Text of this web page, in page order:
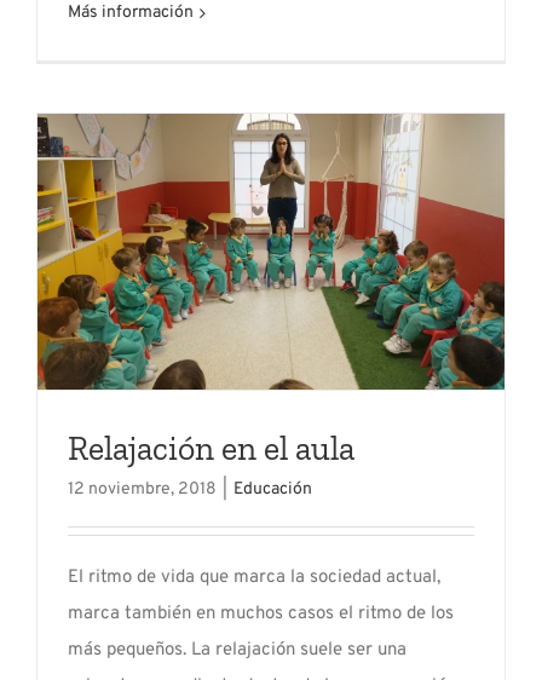
Más información
Relajación en el aula
12 noviembre, 2018 Educación
El ritmo de vida que marca la sociedad actual,
marca también en muchos casos el ritmo de los
más pequeños. La relajación suele ser una